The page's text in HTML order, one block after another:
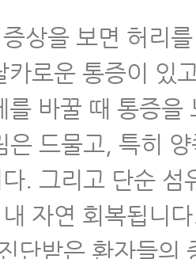
상을 보면 허리
카로운 통증이 있
를 바꿀 때 통증을
은 드물고, 특히
. 그리고 단순 섬
자연 회복됩니
단받은 환자들의